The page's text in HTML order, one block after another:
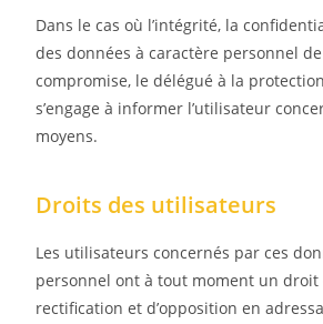
Dans le cas où l’intégrité, la
des données à caractère personnel
compromise, le délégué à la
s’engage à informer l’utilisateur
moyens.
Droits des utilisateurs
Les utilisateurs concernés par ces
personnel ont à tout moment un droit
rectification et d’opposition en